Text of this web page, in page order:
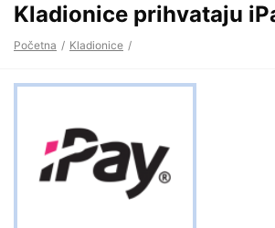
Kladionice prihvataju
Početna Kladionice